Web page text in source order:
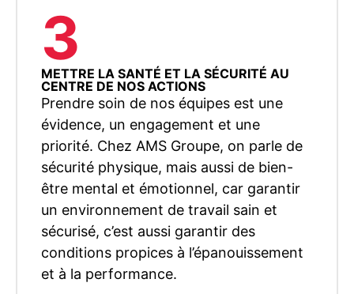
3
METTRE LA SANTÉ ET LA SÉCURITÉ AU
CENTRE DE NOS ACTIONS
Prendre soin de nos équipes est une
évidence, un engagement et une
priorité. Chez AMS Groupe, on parle de
sécurité physique, mais aussi de bien-
être mental et émotionnel, car garantir
un environnement de travail sain et
sécurisé, c’est aussi garantir des
conditions propices à l’épanouissement
et à la performance.